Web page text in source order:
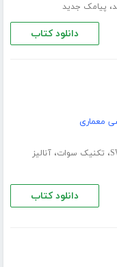
، پیامک جدید
دانلود کتاب
معماری
، تکنیک سوات،آنالیز
دانلود کتاب